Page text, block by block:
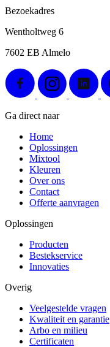
Bezoekadres
Wentholtweg 6
7602 EB Almelo
Ga direct naar
Home
Oplossingen
Mixtool
Kleuren
Over ons
Contact
Offerte aanvragen
Oplossingen
Producten
Bestekservice
Innovaties
Overig
Veelgestelde vragen
Kwaliteit en garantie
Arbo en milieu
Certificaten